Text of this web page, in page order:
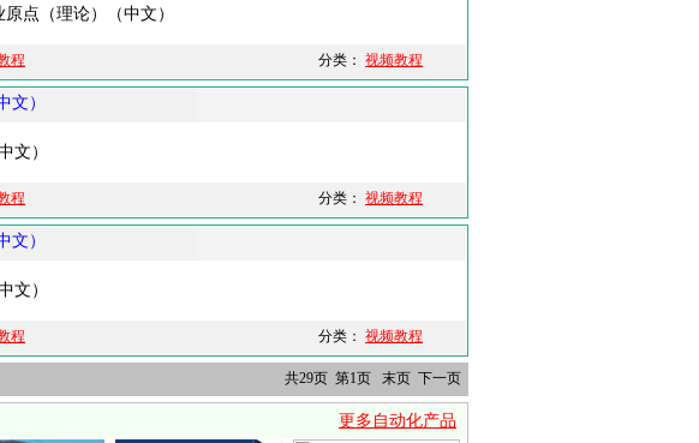
点（理论）（中文）
程 分类： 视频教程
文）
文）
程 分类： 视频教程
文）
文）
程 分类： 视频教程
共29页 第1页 末页 下一页
更多自动化产品